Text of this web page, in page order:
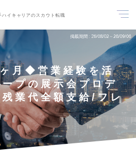
ハイキャリアのスカウト転職
掲載期間 26/08/02～26/09/06
月◆営業経験を活
プの展示会プロデ
業代全額支給/フレ